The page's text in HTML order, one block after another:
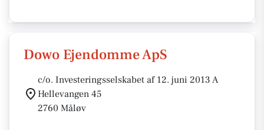
Dowo Ejendomme ApS
c/o. Investeringsselskabet af 12. juni 2013 A
Hellevangen 45
2760 Måløv